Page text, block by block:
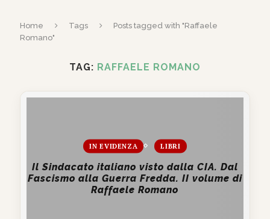
Home Tags
Posts tagged with "Raffaele
Romano"
TAG: RAFFAELE ROMANO
IN EVIDENZA LIBRI
Il Sindacato italiano visto dalla CIA. Dal
Fascismo alla Guerra Fredda. II volume di
Raffaele Romano